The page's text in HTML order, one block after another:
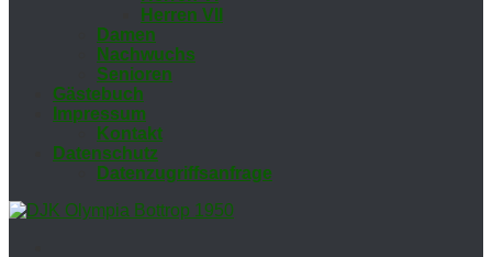
Her­ren VII
Da­men
Nach­wuchs
Se­nio­ren
Gäs­te­buch
Im­pres­sum
Kon­takt
Da­ten­schutz
Da­ten­zu­griffs­an­fra­ge